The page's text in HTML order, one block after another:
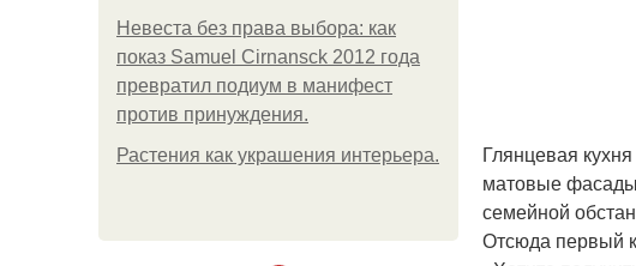
Невеста без права выбора: как
показ Samuel Cirnansck 2012 года
превратил подиум в манифест
против принуждения.
Растения как украшения интерьера.
Глянцевая
матовые фасады
семейной
Отсюда первый